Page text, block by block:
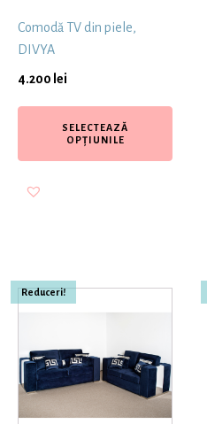
Comodă TV din piele,
DIVYA
4.200 lei
SELECTEAZĂ
OPȚIUNILE
Reduceri!